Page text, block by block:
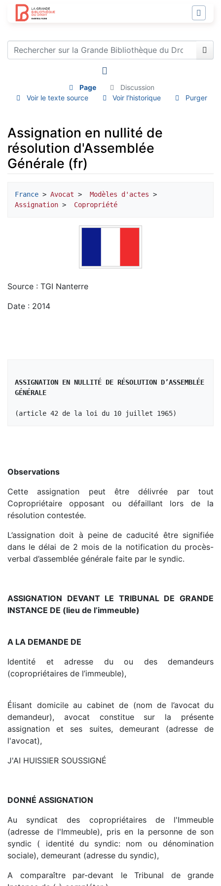
Page
Discussion
Voir le texte source
Voir l’historique Purger
Assignation en nullité de
résolution d'Assemblée
Générale (fr)
France > Avocat > Modèles d'actes
Assignation > Copropriété
Source : TGI Nanterre
Date : 2014
ASSIGNATION EN NULLITÉ DE RÉSOLUTION D’ASSEMBLÉE
GÉNÉRALE
Observations
Cette assignation peut être délivrée par tout
Copropriétaire opposant ou défaillant lors de la
résolution contestée.
L’assignation doit à peine de caducité être signifiée
dans le délai de 2 mois de la notification du procès-
verbal d’assemblée générale faite par le syndic.
ASSIGNATION DEVANT LE TRIBUNAL DE GRANDE
INSTANCE DE (lieu de l’immeuble)
A LA DEMANDE DE
Identité et adresse du ou des demandeurs
(copropriétaires de l’immeuble),
Élisant domicile au cabinet de (nom de l’avocat du
demandeur), avocat constitue sur la présente
assignation et ses suites, demeurant (adresse de
l'avocat),
J'AI HUISSIER SOUSSIGNÉ
DONNÉ ASSIGNATION
Au syndicat des copropriétaires de l'Immeuble
(adresse de l'Immeuble), pris en la personne de son
syndic ( identité du syndic: nom ou dénomination
sociale), demeurant (adresse du syndic),
A comparaître par-devant le Tribunal de grande